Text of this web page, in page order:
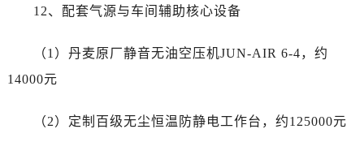
12、配套气源与车间辅助核心设备
（1）丹麦原厂静音无油空压机JUN-AIR 6-4，约
14000元
（2）定制百级无尘恒温防静电工作台，约125000元